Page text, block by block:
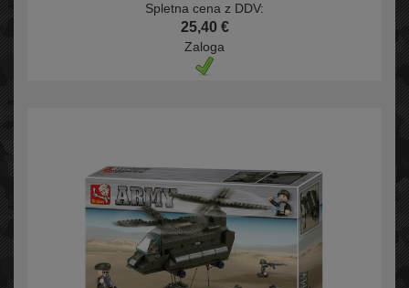
Spletna cena z DDV:
25,40 €
Zaloga